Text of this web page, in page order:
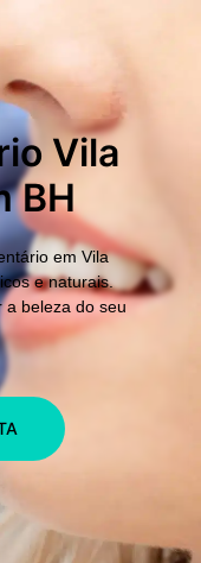
Vila
BH
em Vila
e naturais.
a beleza do seu